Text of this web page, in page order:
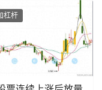
杠杆